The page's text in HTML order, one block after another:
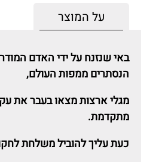
על המוצר
באי שנזנח על ידי האדם
הנסתרים ממפות העולם,
מגלי ארצות מצאו בעבר את
מתקדמת.
כעת עליך להוביל משלחת